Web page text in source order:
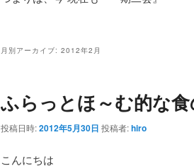
月別アーカイブ: 2012年2月
ふらっとほ～む的な
投稿日時:2012年5月30日 投稿者:hiro
こんにちは